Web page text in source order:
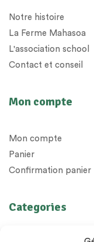
Notre histoire
La Ferme Mahasoa
L'association school
Contact et conseil
Mon compte
Mon compte
Panier
Confirmation panier
Categories